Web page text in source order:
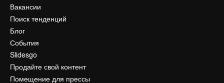
Вакансии
Поиск тенденций
Блог
События
Slidesgo
Продайте свой контент
Помещение для прессы